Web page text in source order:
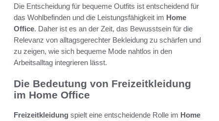
Die Entscheidung für bequeme Outfits ist entscheidend für
das Wohlbefinden und die Leistungsfähigkeit im Home
Office. Daher ist es an der Zeit, das Bewusstsein für die
Relevanz von alltagsgerechter Bekleidung zu schärfen und
zu zeigen, wie sich bequeme Mode nahtlos in den
Arbeitsalltag integrieren lässt.
Die Bedeutung von Freizeitkleidung
im Home Office
Freizeitkleidung spielt eine entscheidende Rolle im Home